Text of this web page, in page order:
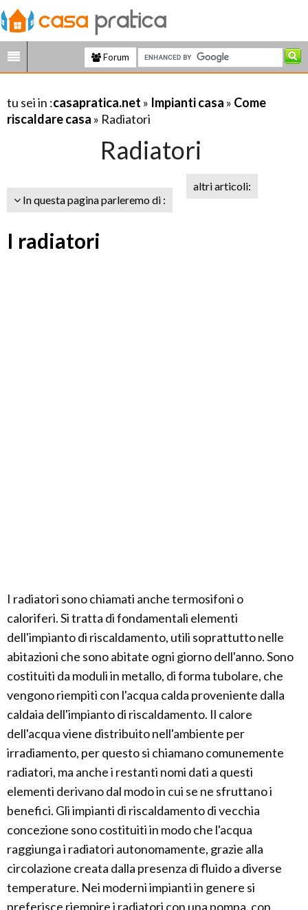
Forum
tu sei in :casapratica.net » Impianti casa » Come
riscaldare casa » Radiatori
Radiatori
In questa pagina parleremo di :
altri articoli:
I radiatori
I radiatori sono chiamati anche termosifoni o
caloriferi. Si tratta di fondamentali elementi
dell'impianto di riscaldamento, utili soprattutto nelle
abitazioni che sono abitate ogni giorno dell'anno. Sono
costituiti da moduli in metallo, di forma tubolare, che
vengono riempiti con l'acqua calda proveniente dalla
caldaia dell'impianto di riscaldamento. Il calore
dell'acqua viene distribuito nell'ambiente per
irradiamento, per questo si chiamano comunemente
radiatori, ma anche i restanti nomi dati a questi
elementi derivano dal modo in cui se ne sfruttano i
benefici. Gli impianti di riscaldamento di vecchia
concezione sono costituiti in modo che l'acqua
raggiunga i radiatori autonomamente, grazie alla
circolazione creata dalla presenza di fluido a diverse
temperature. Nei moderni impianti in genere si
preferisce riempire i radiatori con una pompa, con